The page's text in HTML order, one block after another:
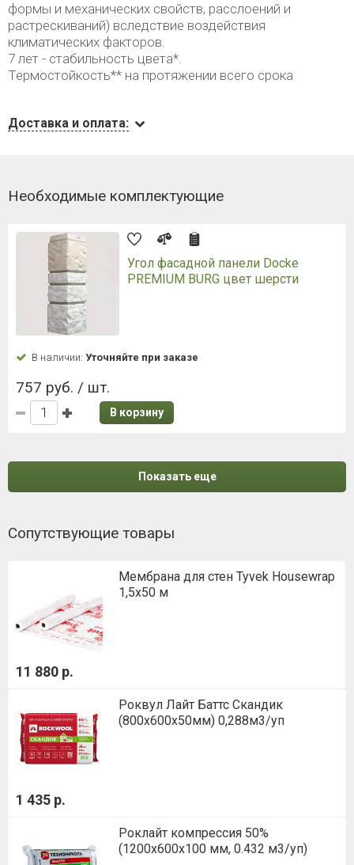
формы и механических свойств, расслоений и
растрескиваний) вследствие воздействия
климатических факторов.
7 лет - стабильность цвета*.
Термостойкость** на протяжении всего срока
Доставка и оплата:
Необходимые комплектующие
Угол фасадной панели Docke
PREMIUM BURG цвет шерсти
В наличии: Уточняйте при заказе
757 руб. / шт.
В корзину
Показать еще
Сопутствующие товары
Мембрана для стен Tyvek Housewrap
1,5х50 м
11 880 р.
Роквул Лайт Баттс Скандик
(800х600х50мм) 0,288м3/уп
1 435 р.
Роклайт компрессия 50%
(1200х600х100 мм, 0.432 м3/уп)